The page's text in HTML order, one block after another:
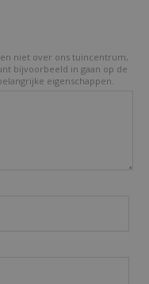
niet over ons tuincentrum,
bijvoorbeeld in gaan op de
eigenschappen.